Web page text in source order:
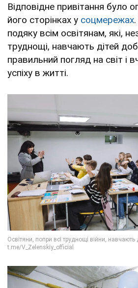
Відповідне привітання було
його сторінках у соцмережах
подяку всім освітянам, які,
труднощі, навчають дітей
правильний погляд на світ і
успіху в житті.